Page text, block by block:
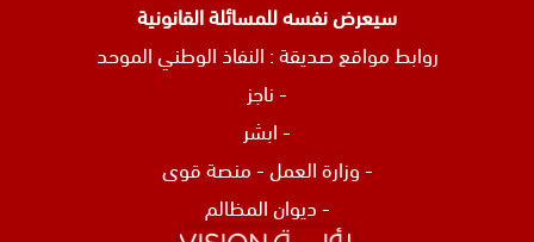
سيعرض نفسه للمسائلة القانونية
روابط مواقع صديقة : النفاذ الوطني الموحد
-ناجز
-ابشر
-وزارة العمل-منصة قوى
-ديوان المظالم